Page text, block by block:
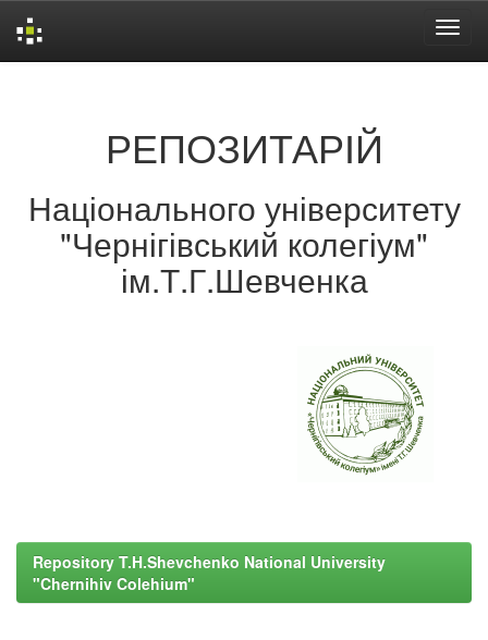
РЕПОЗИТАРІЙ
Національного університету
"Чернігівський колегіум"
ім.Т.Г.Шевченка
Repository T.H.Shevchenko National University
"Chernihiv Colehium"